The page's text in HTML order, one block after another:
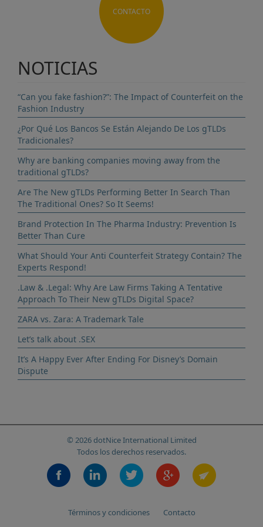
CONTACTO
NOTICIAS
“Can you fake fashion?”: The Impact of Counterfeit on the
Fashion Industry
¿Por Qué Los Bancos Se Están Alejando De Los gTLDs
Tradicionales?
Why are banking companies moving away from the
traditional gTLDs?
Are The New gTLDs Performing Better In Search Than
The Traditional Ones? So It Seems!
Brand Protection In The Pharma Industry: Prevention Is
Better Than Cure
What Should Your Anti Counterfeit Strategy Contain? The
Experts Respond!
.Law & .Legal: Why Are Law Firms Taking A Tentative
Approach To Their New gTLDs Digital Space?
ZARA vs. Zara: A Trademark Tale
Let’s talk about .SEX
It’s A Happy Ever After Ending For Disney’s Domain
Dispute
© 2026 dotNice International Limited
Todos los derechos reservados.
Términos y condiciones Contacto